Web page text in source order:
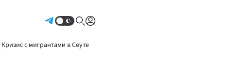
Кризис с мигрантами в Сеуте